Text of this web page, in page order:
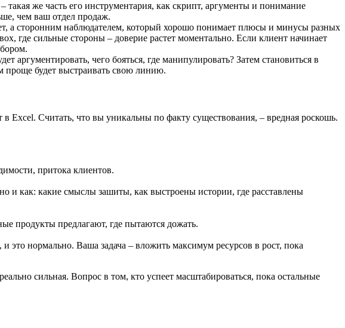
же часть его инструментария, как скрипт, аргументы и понимание
чем ваш отдел продаж.
а сторонним наблюдателем, который хорошо понимает плюсы и минусы разных
где сильные стороны – доверие растет моментально. Если клиент начинает
аргументировать, чего бояться, где манипулировать? Затем становиться в
будет выстраивать свою линию.
Excel. Считать, что вы уникальны по факту существования, – вредная роскошь.
притока клиентов.
и как: какие смыслы зашиты, как выстроены истории, где расставлены
продукты предлагают, где пытаются дожать.
это нормально. Ваша задача – вложить максимум ресурсов в рост, пока
сильная. Вопрос в том, кто успеет масштабироваться, пока остальные